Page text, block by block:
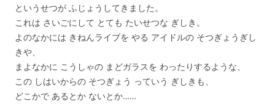
というせつが ふじょうしてきました。
これは さいごにして とても たいせつな ぎしき。
よのなかには きねんライブを やる アイドルの そつぎょうぎし
きや、
まよなかに こうしゃの まどガラスを わったりするような、
この しはいからの そつぎょう っていう ぎしきも、
どこかで あるとか ないとか……